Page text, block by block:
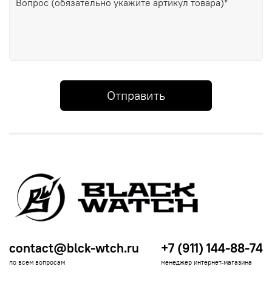
Отправить
contact@blck-wtch.ru
по всем вопросам
+7 (911) 144-88-74
менеджер интернет-магазина